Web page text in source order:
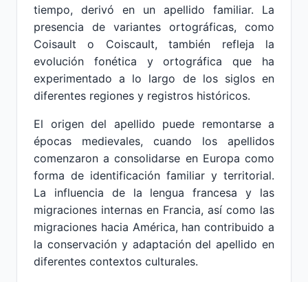
tiempo, derivó en un apellido familiar. La
presencia de variantes ortográficas, como
Coisault o Coiscault, también refleja la
evolución fonética y ortográfica que ha
experimentado a lo largo de los siglos en
diferentes regiones y registros históricos.
El origen del apellido puede remontarse a
épocas medievales, cuando los apellidos
comenzaron a consolidarse en Europa como
forma de identificación familiar y territorial.
La influencia de la lengua francesa y las
migraciones internas en Francia, así como las
migraciones hacia América, han contribuido a
la conservación y adaptación del apellido en
diferentes contextos culturales.